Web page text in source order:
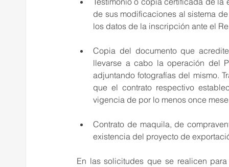
de sus modificaciones al sistema
los datos de la inscripción ante el
Copia del documento que
llevarse a cabo la operación del
adjuntando fotografías del mismo.
que el contrato respectivo
vigencia de por lo menos once
Contrato de maquila, de
existencia del proyecto de
En las solicitudes que se realicen